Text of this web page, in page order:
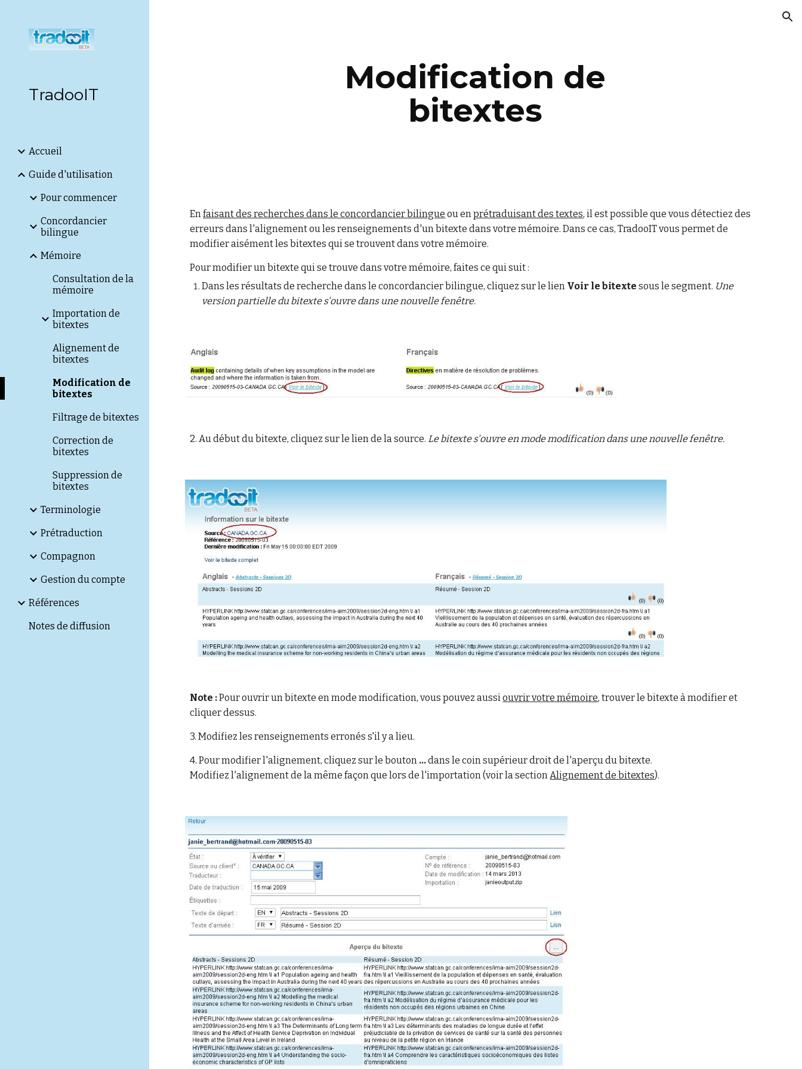
TradooIT
Accueil
Guide d'utilisation
Pour commencer
Concordancier
bilingue
Mémoire
Consultation de la
mémoire
Importation de
bitextes
Alignement de
bitextes
Modification de
bitextes
Filtrage de bitextes
Correction de
bitextes
Suppression de
bitextes
Terminologie
Prétraduction
Compagnon
Gestion du compte
Références
Notes de diffusion
Modification de
bitextes
Enfaisant des recherches dans le concordancier bilingue ou enprétraduisant des textes, il est possible que vous détectiez des
erreurs dans l'alignement ou les renseignements d'un bitexte dans votre mémoire. Dans ce cas, TradooIT vous permet de
modifier aisément les bitextes qui se trouvent dans votre mémoire.
Pour modifier un bitexte qui se trouve dans votre mémoire, faites ce qui suit :
Dans les résultats de recherche dans le concordancier bilingue, cliquez sur le lien Voir le bitextesous le segment. Une
version partielle du bitexte s'ouvre dans une nouvelle fenêtre.
2.Au début du bitexte, cliquez sur le lien de la source. Le bitexte s'ouvre en mode modification dans une nouvelle fenêtre.
Note :Pour ouvrir un bitexte en mode modification, vous pouvez aussiouvrir votre mémoire, trouver le bitexte à modifier et
cliquer dessus.
3.Modifiez les renseignements erronés s'il y a lieu.
4.Pour modifier l'alignement, cliquez sur le bouton ...dans le coin supérieur droit de l'aperçu du bitexte.
Modifiez l'alignement de la même façon que lors de l'importation (voir la sectionAlignement de bitextes).